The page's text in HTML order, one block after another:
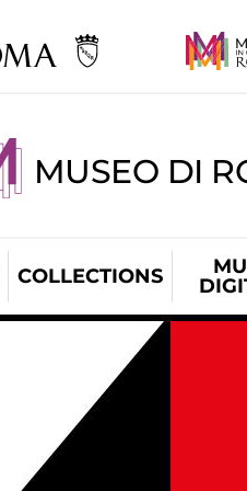
MUSEO DI
COLLECTIONS